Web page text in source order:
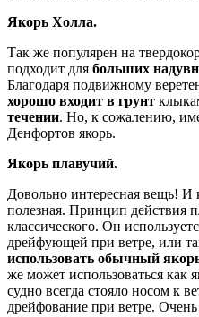
Якорь Холла.
Так же популярен на
подходит для больших
Благодаря подвижному
хорошо входит в грунт
течении. Но, к сожалению,
Денфортов якорь.
Якорь плавучий.
Довольно интересная вещь! И
полезная. Принцип действия
классического. Он
дрейфующей при ветре, или
использовать обычный
же может использоваться как
судно всегда стояло носом к
дрейфование при ветре.